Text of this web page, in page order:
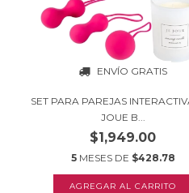
ENVÍO GRATIS
SET PARA PAREJAS
JOUE B...
$1,949.00
5 MESES DE $428.78